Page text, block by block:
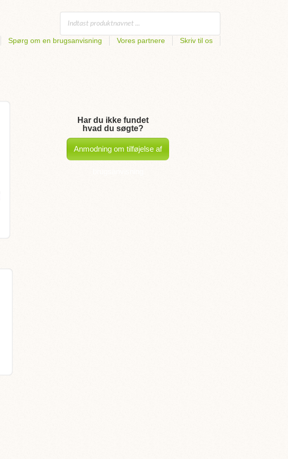
Spørg om en brugsanvisning Vores partnere Skriv til os
Har du ikke fundet
hvad du søgte?
Anmodning om tilføjelse af